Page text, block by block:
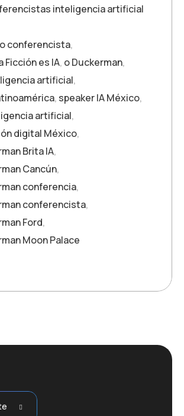
inteligencia artificial
conferencista,
Ficción es IA, o Duckerman,
artificial,
, speaker IA México,
artificial,
digital México,
Brita IA,
Cancún,
conferencia,
conferencista,
Ford,
Moon Palace